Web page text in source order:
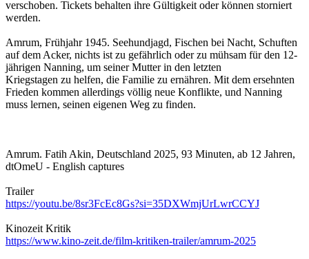
verschoben. Tickets behalten ihre Gültigkeit oder können storniert
werden.
Amrum, Frühjahr 1945. Seehundjagd, Fischen bei Nacht, Schuften
auf dem Acker, nichts ist zu gefährlich oder zu mühsam für den 12-
jährigen Nanning, um seiner Mutter in den letzten
Kriegstagen zu helfen, die Familie zu ernähren. Mit dem ersehnten
Frieden kommen allerdings völlig neue Konflikte, und Nanning
muss lernen, seinen eigenen Weg zu finden.
Amrum. Fatih Akin, Deutschland 2025, 93 Minuten, ab 12 Jahren,
dtOmeU - English captures
Trailer
https://youtu.be/8sr3FcEc8Gs?si=35DXWmjUrLwrCCYJ
Kinozeit Kritik
https://www.kino-zeit.de/film-kritiken-trailer/amrum-2025